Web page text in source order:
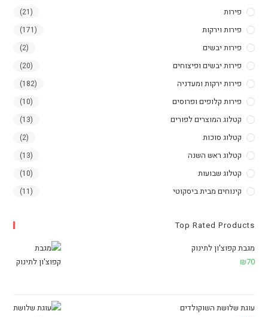
פירות
פירות וירקות
פירות יבשים
פירות יבשים ופיצוחים
פירות ירקות ומעדניה
פירות קלופים ופרוסים
קטלוג המוצרים לפורים
קטלוג סוכות
קטלוג ראש השנה
קטלוג שבועות
קינוחים מבית ביסקוטי
Top Rated Products
מגבת קפוצ'ון לתינוק
₪70
עוגת שלושת השוקולדים